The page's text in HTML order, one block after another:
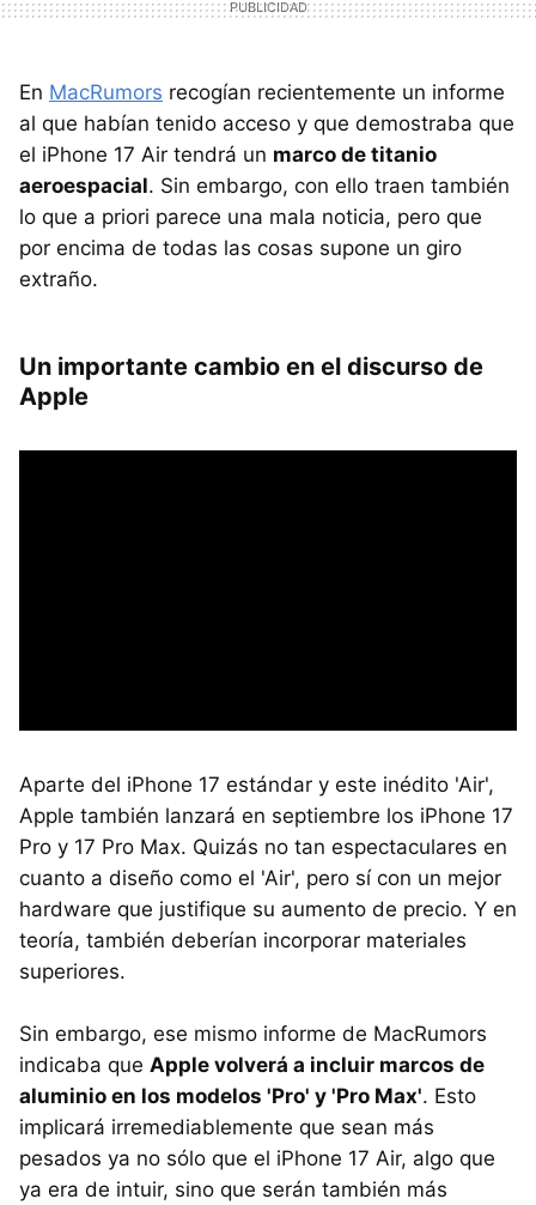
En MacRumors recogían recientemente un informe
al que habían tenido acceso y que demostraba que
el iPhone 17 Air tendrá un marco de titanio
aeroespacial. Sin embargo, con ello traen también
lo que a priori parece una mala noticia, pero que
por encima de todas las cosas supone un giro
extraño.
Un importante cambio en el discurso de
Apple
Aparte del iPhone 17 estándar y este inédito 'Air',
Apple también lanzará en septiembre los iPhone 17
Pro y 17 Pro Max. Quizás no tan espectaculares en
cuanto a diseño como el 'Air', pero sí con un mejor
hardware que justifique su aumento de precio. Y en
teoría, también deberían incorporar materiales
superiores.
Sin embargo, ese mismo informe de MacRumors
indicaba que Apple volverá a incluir marcos de
aluminio en los modelos 'Pro' y 'Pro Max'. Esto
implicará irremediablemente que sean más
pesados ya no sólo que el iPhone 17 Air, algo que
ya era de intuir, sino que serán también más